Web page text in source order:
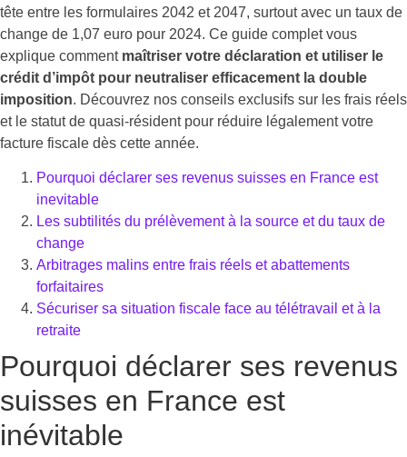
tête entre les formulaires 2042 et 2047, surtout avec un taux de
change de 1,07 euro pour 2024. Ce guide complet vous
explique comment maîtriser votre déclaration et utiliser le
crédit d’impôt pour neutraliser efficacement la double
imposition. Découvrez nos conseils exclusifs sur les frais réels
et le statut de quasi-résident pour réduire légalement votre
facture fiscale dès cette année.
Pourquoi déclarer ses revenus suisses en France est
inevitable
Les subtilités du prélèvement à la source et du taux de
change
Arbitrages malins entre frais réels et abattements
forfaitaires
Sécuriser sa situation fiscale face au télétravail et à la
retraite
Pourquoi déclarer ses revenus
suisses en France est
inévitable